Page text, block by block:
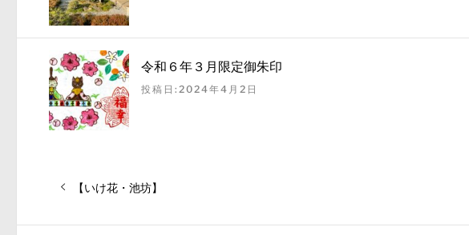
令和６年３月限定御朱印
投稿日:2024年4月2日
ナ
前
投
【いけ花・池坊】